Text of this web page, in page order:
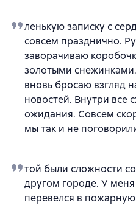
ленькую записку с
совсем празднично.
заворачиваю
золотыми
вновь бросаю взгляд
новостей. Внутри все
ожидания. Совсем
мы так и не
той были сложности
другом городе. У
перевелся в